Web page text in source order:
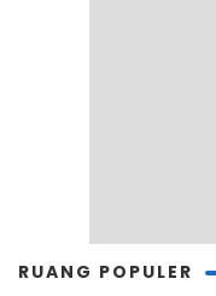
RUANG POPULER